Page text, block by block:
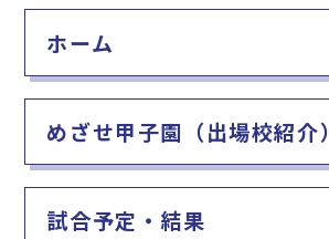
e
b
o
o
k
l
ホーム
めざせ甲子園（出場校紹介）
試合予定・結果